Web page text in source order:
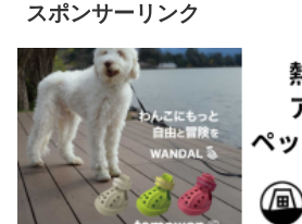
スポンサーリンク